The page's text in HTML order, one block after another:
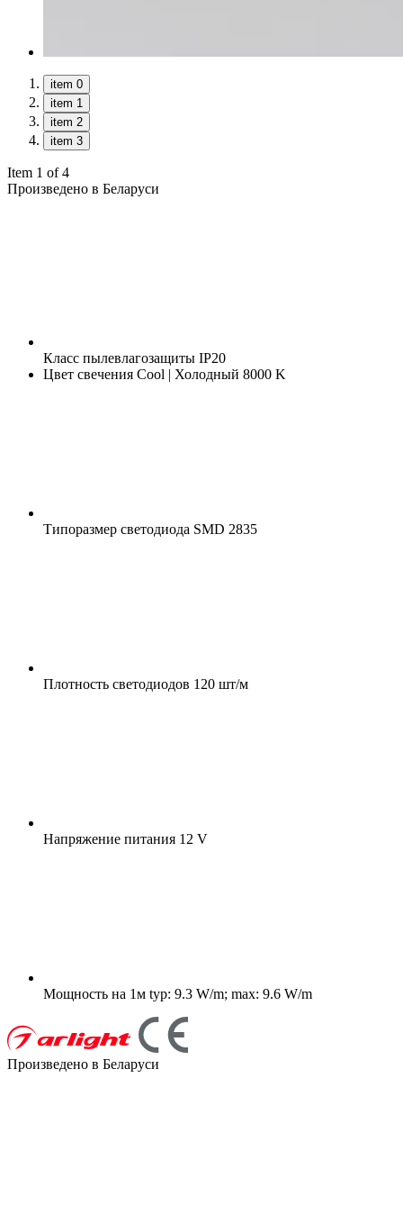
item 0
item 1
item 2
item 3
Item 1 of 4
Произведено в Беларуси
Класс пылевлагозащиты IP20
Цвет свечения Cool | Холодный 8000 K
Типоразмер светодиода SMD 2835
Плотность светодиодов 120 шт/м
Напряжение питания 12 V
Мощность на 1м typ: 9.3 W/m; max: 9.6 W/m
Произведено в Беларуси